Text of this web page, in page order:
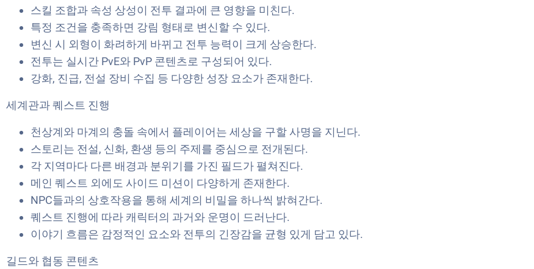
스킬 조합과 속성 상성이 전투 결과에 큰 영향을 미친다.
특정 조건을 충족하면 강림 형태로 변신할 수 있다.
변신 시 외형이 화려하게 바뀌고 전투 능력이 크게 상승한다.
전투는 실시간 PvE와 PvP 콘텐츠로 구성되어 있다.
강화, 진급, 전설 장비 수집 등 다양한 성장 요소가 존재한다.
세계관과 퀘스트 진행
천상계와 마계의 충돌 속에서 플레이어는 세상을 구할 사명을 지닌다.
스토리는 전설, 신화, 환생 등의 주제를 중심으로 전개된다.
각 지역마다 다른 배경과 분위기를 가진 필드가 펼쳐진다.
메인 퀘스트 외에도 사이드 미션이 다양하게 존재한다.
NPC들과의 상호작용을 통해 세계의 비밀을 하나씩 밝혀간다.
퀘스트 진행에 따라 캐릭터의 과거와 운명이 드러난다.
이야기 흐름은 감정적인 요소와 전투의 긴장감을 균형 있게 담고 있다.
길드와 협동 콘텐츠